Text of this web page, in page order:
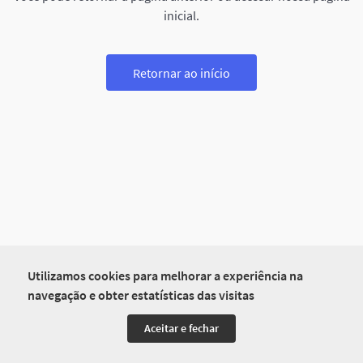
Utilizamos cookies para melhorar a experiência na
navegação e obter estatísticas das visitas
Aceitar e fechar
inicial.
Retornar ao início